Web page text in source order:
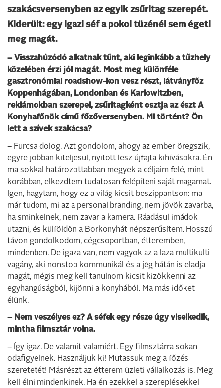
szakácsversenyben az egyik zsűritag szerepét.
Kiderült: egy igazi séf a pokol tüzénél sem égeti
meg magát.
– Visszahúzódó alkatnak tűnt, aki leginkább a tűzhely
közelében érzi jól magát. Most meg különféle
gasztronómiai roadshow-kon vesz részt, látványfőz
Koppenhágában, Londonban és Karlowitzben,
reklámokban szerepel, zsűritagként osztja az észt A
Konyhafőnök című főzőversenyben. Mi történt? Ön
lett a szívek szakácsa?
– Furcsa dolog. Azt gondolom, ahogy az ember öregszik,
egyre jobban kiteljesül, nyitott lesz újfajta kihívásokra. Én
ma sokkal határozottabban megyek a céljaim felé, mint
korábban, elkezdtem tudatosan felépíteni saját magamat.
Igen, hagytam, hogy ez a világ kicsit beszippantson: ma
már tudom, mi az a personal branding, nem jövök zavarba,
ha sminkelnek, nem zavar a kamera. Ráadásul imádok
utazni, és külföldön a Borkonyhát népszerűsítem. Hosszú
távon gondolkodom, cégcsoportban, étteremben,
mindenben. De igaza van, nem vagyok az a laza multikulti
vagány, aki nonstop kommunikál és a jég hátán is eladja
magát, mégis meg kell tanulnom kicsit kizökkenni az
egyhangúságból, kijönni a konyhából. Ma más időket
élünk.
– Nem veszélyes ez? A séfek egy része úgy viselkedik,
mintha filmsztár volna.
– Így igaz. De valamit valamiért. Egy filmsztárra sokan
odafigyelnek. Használjuk ki! Mutassuk meg a főzés
szeretetét! Másrészt az étterem üzleti vállalkozás is. Meg
kell élni mindenkinek. Ha én ezekkel a szereplésekkel